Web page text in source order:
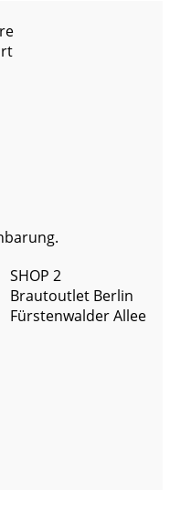
SHOP 2
Brautoutlet Berlin
Fürstenwalder Allee